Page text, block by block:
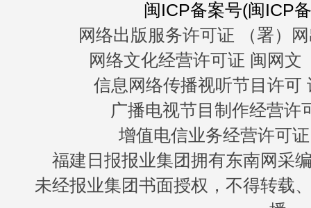
闽ICP备案号(闽ICP
网络出版服务许可证 （署）
网络文化经营许可证 闽网文
信息网络传播视听节目许可
广播电视节目制作经营许
增值电信业务经营许可
福建日报报业集团拥有东南网采
未经报业集团书面授权，不得转载